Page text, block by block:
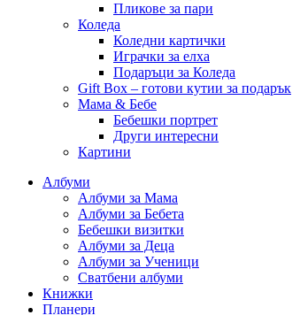
Пликове за пари
Коледа
Коледни картички
Играчки за елха
Подаръци за Коледа
Gift Box – готови кутии за подарък
Мама & Бебе
Бебешки портрет
Други интересни
Картини
Албуми
Албуми за Мама
Албуми за Бебета
Бебешки визитки
Албуми за Деца
Албуми за Ученици
Сватбени албуми
Книжки
Планери